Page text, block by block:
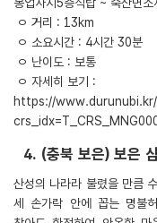
ㅇ 거리 : 13km
ㅇ 소요시간 : 4시간 30분
ㅇ 난이도 : 보통
ㅇ 자세히 보기 :
https://
4. (충북 보은) 보은
산성의 나라라 불렸을 만큼
세 손가락 안에 꼽는 명불